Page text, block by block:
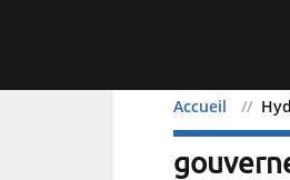
Accueil